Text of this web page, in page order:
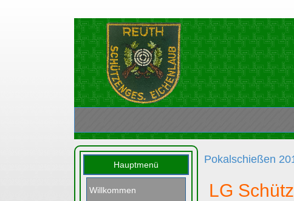
Hauptmenü
Willkommen
Pokalschießen
LG